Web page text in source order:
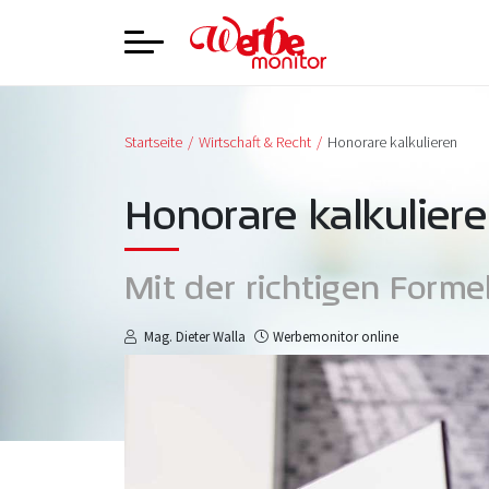
Startseite Wirtschaft & Recht Honorare kalkulieren
Honorare
Mit der richtigen
Mag. Dieter Walla Werbemonitor online